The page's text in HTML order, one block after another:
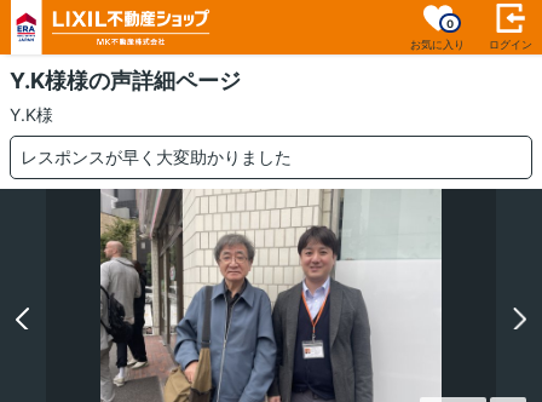
お気に入り
0
ログイン
Y.K様様の声詳細ページ
Y.K様
レスポンスが早く大変助かりました